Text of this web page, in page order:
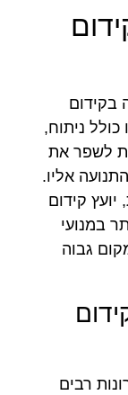
בקידום
ניתוח,
לשפר את
אליו.
קידום
במנועי
גבוה
רבים